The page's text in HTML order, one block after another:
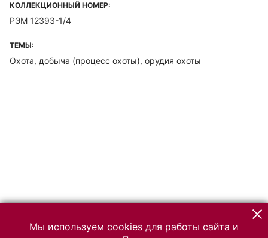
КОЛЛЕКЦИОННЫЙ НОМЕР:
РЭМ 12393-1/4
ТЕМЫ:
Охота, добыча (процесс охоты), орудия охоты
Мы используем cookies для работы сайта и